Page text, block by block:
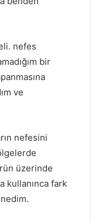
nefes
bir
ve
nefesini
üzerinde
kullanınca fark